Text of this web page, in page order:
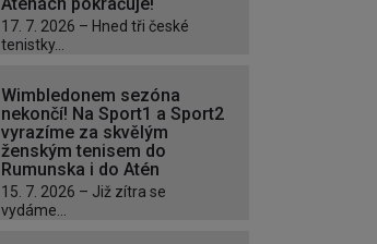
17. 7. 2026 – Hned tři české
tenistky...
Wimbledonem sezóna
nekončí! Na Sport1 a Sport2
vyrazíme za skvělým
ženským tenisem do
Rumunska i do Atén
15. 7. 2026 – Již zítra se
vydáme...